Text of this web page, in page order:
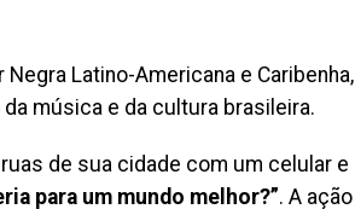
Negra Latino-Americana e Caribenha,
música e da cultura brasileira.
de sua cidade com um celular e
para um mundo melhor?”. A ação